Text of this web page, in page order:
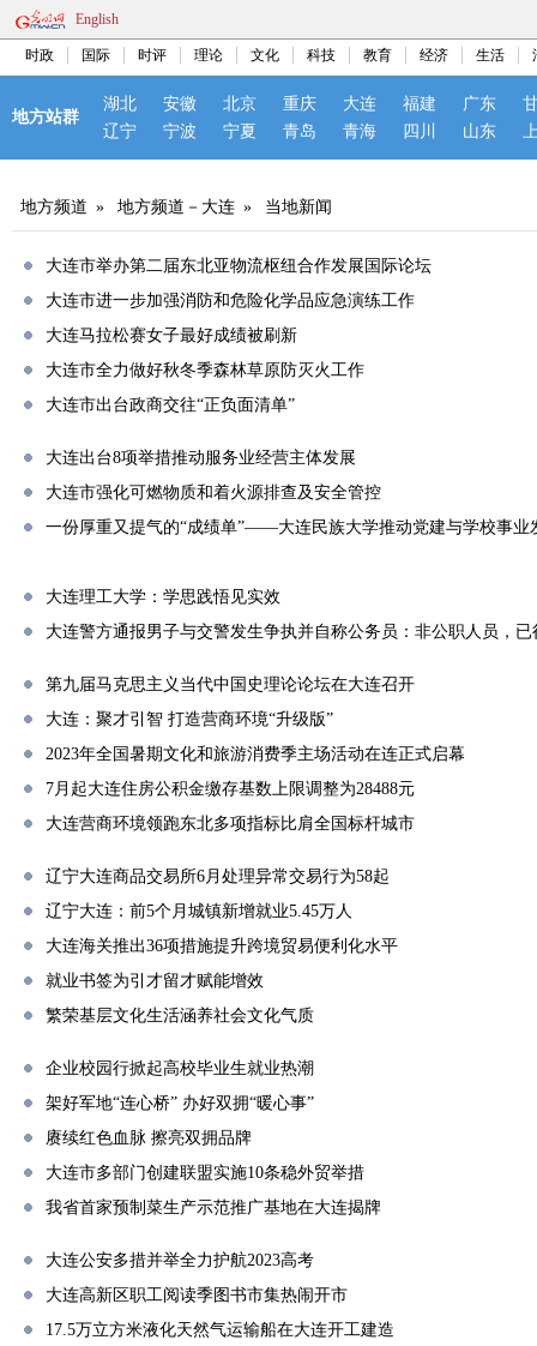
English
时政 国际 时评 理论 文化 科技 教育 经济 生活
地方站群
湖北 安徽 北京 重庆 大连 福建 广东
辽宁
宁波 宁夏 青岛 青海 四川 山东
地方频道 » 地方频道－大连 » 当地新闻
大连市举办第二届东北亚物流枢纽合作发展国际论坛
大连市进一步加强消防和危险化学品应急演练工作
大连马拉松赛女子最好成绩被刷新
大连市全力做好秋冬季森林草原防灭火工作
大连市出台政商交往“正负面清单”
大连出台8项举措推动服务业经营主体发展
大连市强化可燃物质和着火源排查及安全管控
一份厚重又提气的“成绩单”——大连民族大学推动党建与学校事业
大连理工大学：学思践悟见实效
大连警方通报男子与交警发生争执并自称公务员：非公职人员，已
第九届马克思主义当代中国史理论论坛在大连召开
大连：聚才引智 打造营商环境“升级版”
2023年全国暑期文化和旅游消费季主场活动在连正式启幕
7月起大连住房公积金缴存基数上限调整为28488元
大连营商环境领跑东北多项指标比肩全国标杆城市
辽宁大连商品交易所6月处理异常交易行为58起
辽宁大连：前5个月城镇新增就业5.45万人
大连海关推出36项措施提升跨境贸易便利化水平
就业书签为引才留才赋能增效
繁荣基层文化生活涵养社会文化气质
企业校园行掀起高校毕业生就业热潮
架好军地“连心桥” 办好双拥“暖心事”
赓续红色血脉 擦亮双拥品牌
大连市多部门创建联盟实施10条稳外贸举措
我省首家预制菜生产示范推广基地在大连揭牌
大连公安多措并举全力护航2023高考
大连高新区职工阅读季图书市集热闹开市
17.5万立方米液化天然气运输船在大连开工建造